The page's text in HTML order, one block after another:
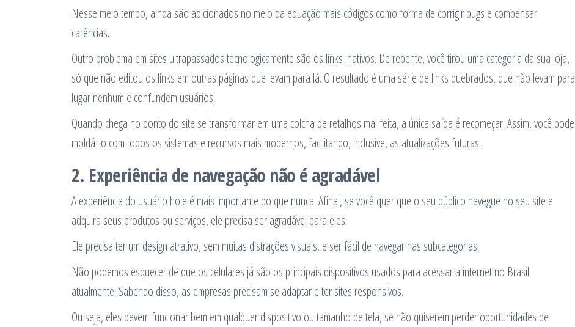
Nesse meio tempo, ainda são adicionados no meio da equação mais códigos como forma de corrigir bugs e compensar
carências.
Outro problema em sites ultrapassados tecnologicamente são os links inativos. De repente, você tirou uma categoria da sua loja,
só que não editou os links em outras páginas que levam para lá. O resultado é uma série de links quebrados, que não levam para
lugar nenhum e confundem usuários.
Quando chega no ponto do site se transformar em uma colcha de retalhos mal feita, a única saída é recomeçar. Assim, você pode
moldá-lo com todos os sistemas e recursos mais modernos, facilitando, inclusive, as atualizações futuras.
2. Experiência de navegação não é agradável
A experiência do usuário hoje é mais importante do que nunca. Afinal, se você quer que o seu público navegue no seu site e
adquira seus produtos ou serviços, ele precisa ser agradável para eles.
Ele precisa ter um design atrativo, sem muitas distrações visuais, e ser fácil de navegar nas subcategorias.
Não podemos esquecer de que os celulares já são os principais dispositivos usados para acessar a internet no Brasil
atualmente. Sabendo disso, as empresas precisam se adaptar e ter sites responsivos.
Ou seja, eles devem funcionar bem em qualquer dispositivo ou tamanho de tela, se não quiserem perder oportunidades de